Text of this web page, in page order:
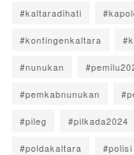
#kaltaradihati
#kontingenkaltara
#nunukan
#pemkabnunukan
#pileg #pilkada2024
#poldakaltara #polisi